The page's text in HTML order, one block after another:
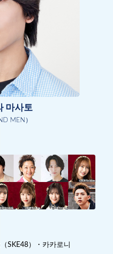
마사토
MEN）
SKE48）・카카로니